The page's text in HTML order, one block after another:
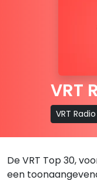
VRT
VRT
De VRT Top 30,
een